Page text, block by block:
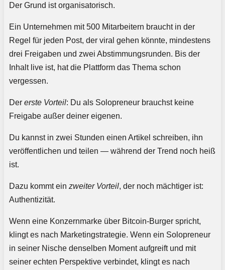
Der Grund ist organisatorisch.
Ein Unternehmen mit 500 Mitarbeitern braucht in der
Regel für jeden Post, der viral gehen könnte, mindestens
drei Freigaben und zwei Abstimmungsrunden. Bis der
Inhalt live ist, hat die Plattform das Thema schon
vergessen.
Der erste Vorteil: Du als Solopreneur brauchst keine
Freigabe außer deiner eigenen.
Du kannst in zwei Stunden einen Artikel schreiben, ihn
veröffentlichen und teilen — während der Trend noch heiß
ist.
Dazu kommt ein zweiter Vorteil, der noch mächtiger ist:
Authentizität.
Wenn eine Konzernmarke über Bitcoin-Burger spricht,
klingt es nach Marketingstrategie. Wenn ein Solopreneur
in seiner Nische denselben Moment aufgreift und mit
seiner echten Perspektive verbindet, klingt es nach